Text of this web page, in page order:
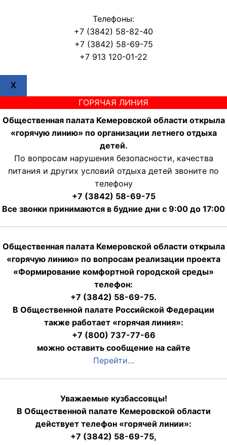
Телефоны:
+7 (3842) 58-82-40
+7 (3842) 58-69-75
+7 913 120-01-22
X
ГОРЯЧАЯ ЛИНИЯ
Общественная палата Кемеровской области открыла
«горячую линию» по организации летнего отдыха
детей.
По вопросам нарушения безопасности, качества
питания и других условий отдыха детей звоните по
телефону
+7 (3842) 58-69-75
Все звонки принимаются в будние дни с 9:00 до 17:00
Общественная палата Кемеровской области открыла
«горячую линию» по вопросам реализации проекта
«Формирование комфортной городской среды»
телефон:
+7 (3842) 58-69-75.
В Общественной палате Российской Федерации
также работает «горячая линия»:
+7 (800) 737-77-66
можно оставить сообщение на сайте
Перейти…
Уважаемые кузбассовцы!
В Общественной палате Кемеровской области
действует телефон «горячей линии»:
+7 (3842) 58-69-75,